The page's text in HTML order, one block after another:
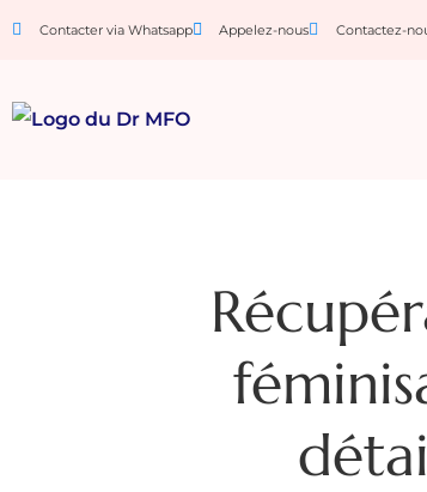
Contacter via Whatsapp Appelez-nous Contactez-